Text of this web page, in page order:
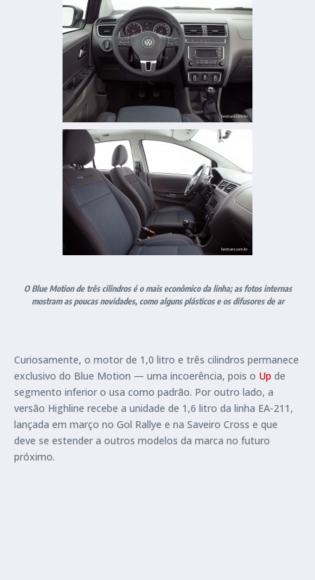
O Blue Motion de três cilindros é o mais econômico da linha; as fotosinternas
mostram as poucas novidades, como alguns plásticos e os difusores de ar
Curiosamente, o motor de 1,0 litro e três cilindros permanece
exclusivo do Blue Motion — uma incoerência, pois o Up de
segmento inferior o usa como padrão. Por outro lado, a
versão Highline recebe a unidade de 1,6 litro da linha EA-211,
lançada em março no Gol Rallye e na Saveiro Cross e que
deve se estender a outros modelos da marca no futuro
próximo.